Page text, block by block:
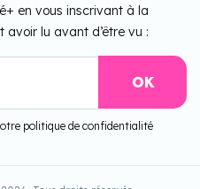
en vous inscrivant à la
avoir lu avant d’être vu :
politique de confidentialité